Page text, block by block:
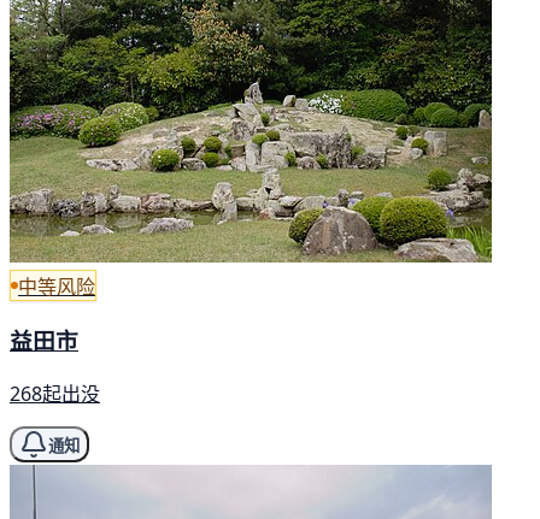
中等风险
益田市
268起出没
通知